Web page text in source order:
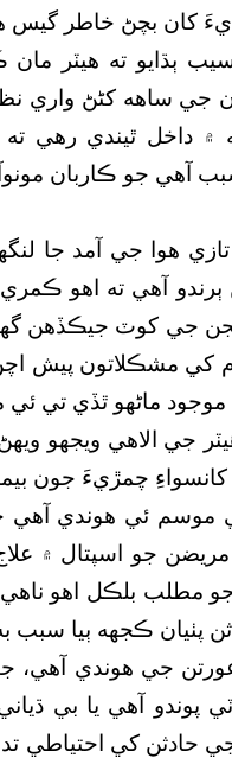
کان بچڻ خاطر گيس
ٻڌايو ته هيٽر مان
جي ساهه کڻڻ واري
داخل ٿيندي رهي
آهي جو ڪاربان
هوا جي آمد جا
آهي ته اهو
جي کوٽ جيڪڏهن گھڻي
کي مشڪلاتون پيش
ماڻهو ٿڏي تي ئي
جي الاهي ويجهو
چمڙيءَ جون
ئي هوندي آهي
جو اسپتال ۾ علاج
مطلب بلڪل اهو
پٺيان ڪجهه ٻيا سبب
جي هوندي
پوندو آهي يا بي
حادثن کي احتياطي